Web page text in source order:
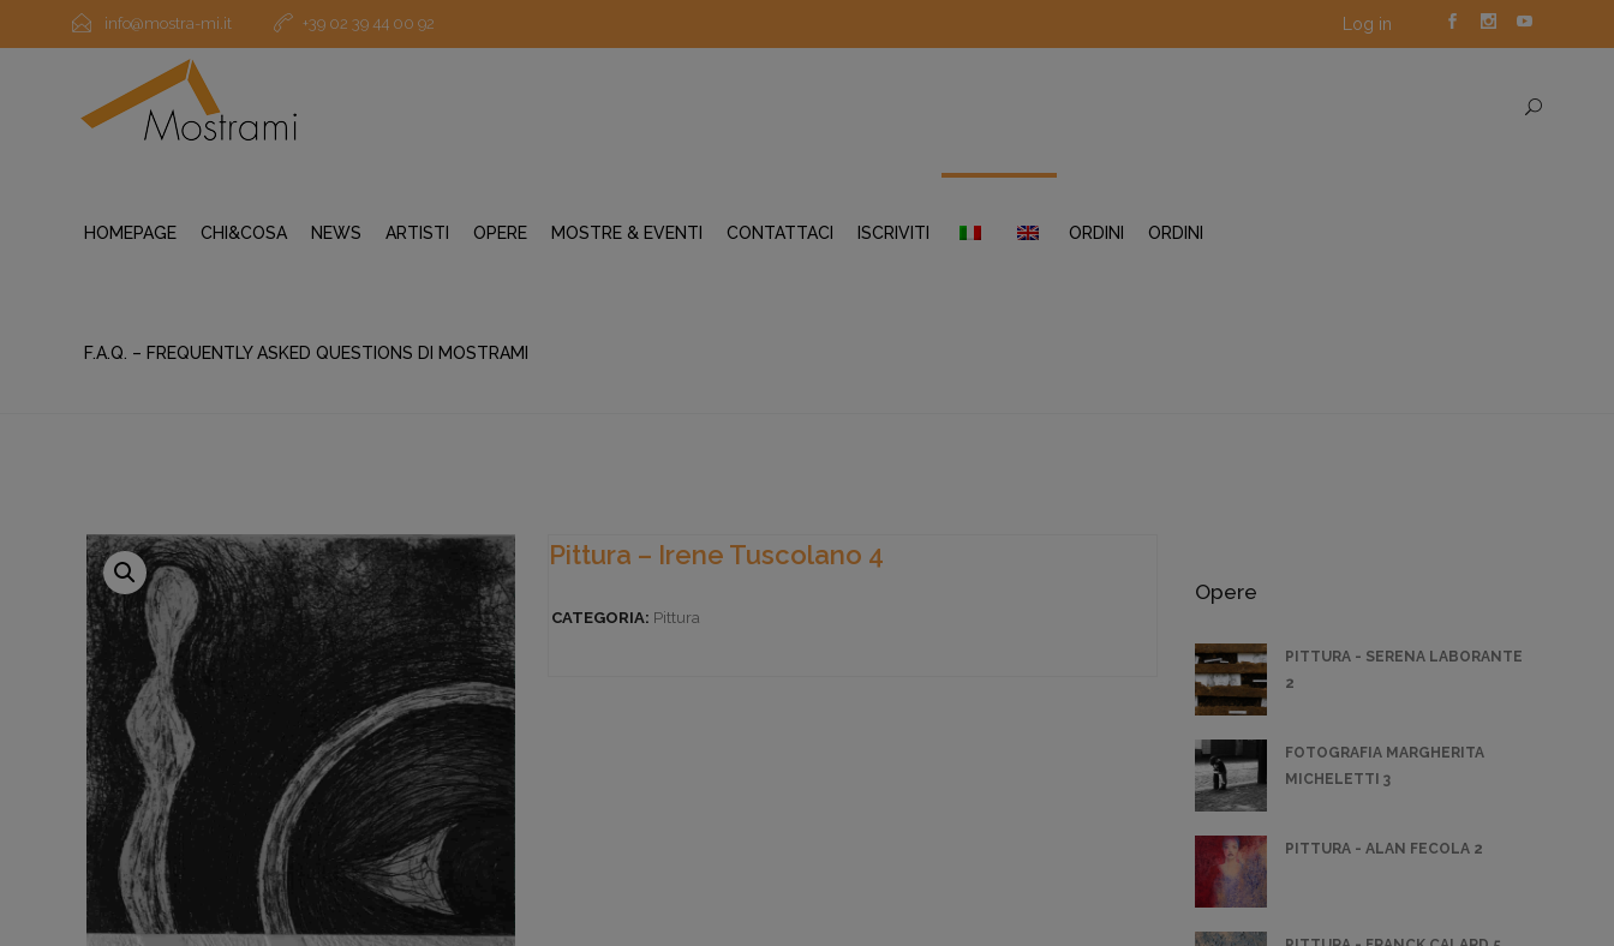
info@mostra-mi.it +39 02 39 44 00 92 Log in
HOMEPAGE CHI&COSA NEWS ARTISTI OPERE MOSTRE & EVENTI CONTATTACI ISCRIVITI ORDINI ORDINI
F.A.Q. – FREQUENTLY ASKED QUESTIONS DI MOSTRAMI
Pittura – Irene Tuscolano 4
CATEGORIA: Pittura
Opere
PITTURA - SERENA LABORANTE
2
FOTOGRAFIA MARGHERITA
MICHELETTI 3
PITTURA - ALAN FECOLA 2